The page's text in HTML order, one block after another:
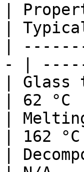
|
|
|
- |
| Glass
| 62
|
| 162
|